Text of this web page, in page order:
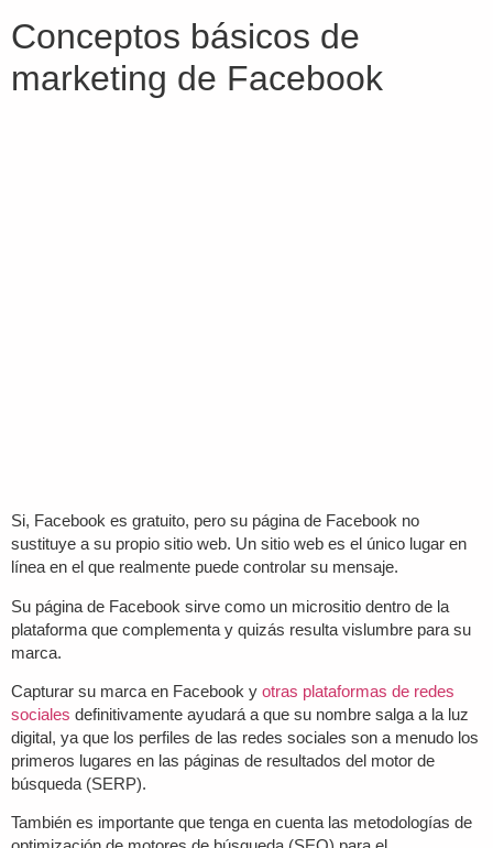
Conceptos básicos de
marketing de Facebook
Si, Facebook es gratuito, pero su página de Facebook no
sustituye a su propio sitio web. Un sitio web es el único lugar en
línea en el que realmente puede controlar su mensaje.
Su página de Facebook sirve como un micrositio dentro de la
plataforma que complementa y quizás resulta vislumbre para su
marca.
Capturar su marca en Facebook y otras plataformas de redes
sociales definitivamente ayudará a que su nombre salga a la luz
digital, ya que los perfiles de las redes sociales son a menudo los
primeros lugares en las páginas de resultados del motor de
búsqueda (SERP).
También es importante que tenga en cuenta las metodologías de